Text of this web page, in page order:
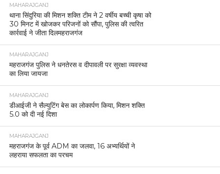
MAHARAJGANJ
थाना सिंदुरिया की मिशन शक्ति टीम ने 2 वर्षीय बच्ची कृषा को
30 मिनट में खोजकर परिजनों को सौंपा, पुलिस की त्वरित
कार्रवाई ने जीता दिलमहराजगंज
MAHARAJGANJ
महराजगंज पुलिस ने धनतेरस व दीपावली पर सुरक्षा व्यवस्था
का लिया जायजा
MAHARAJGANJ
डीआईजी ने सैल्युटिंग बेस का लोकार्पण किया, मिशन शक्ति
5.0 को दी नई दिशा
MAHARAJGANJ
महराजगंज के पूर्व ADM का जलवा, 16 अभ्यर्थियों ने
लहराया सफलता का परचम